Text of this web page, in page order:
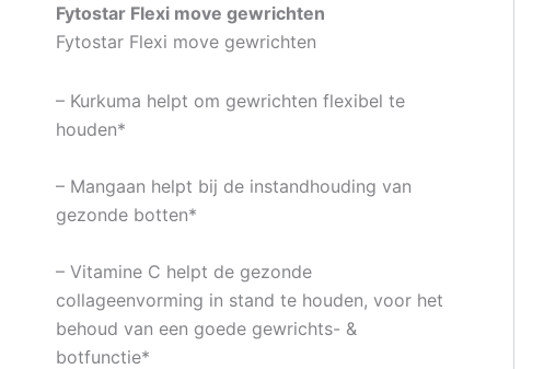
Fytostar Flexi move gewrichten
Fytostar Flexi move gewrichten
– Kurkuma helpt om gewrichten flexibel te
houden*
– Mangaan helpt bij de instandhouding van
gezonde botten*
– Vitamine C helpt de gezonde
collageenvorming in stand te houden, voor het
behoud van een goede gewrichts- &
botfunctie*